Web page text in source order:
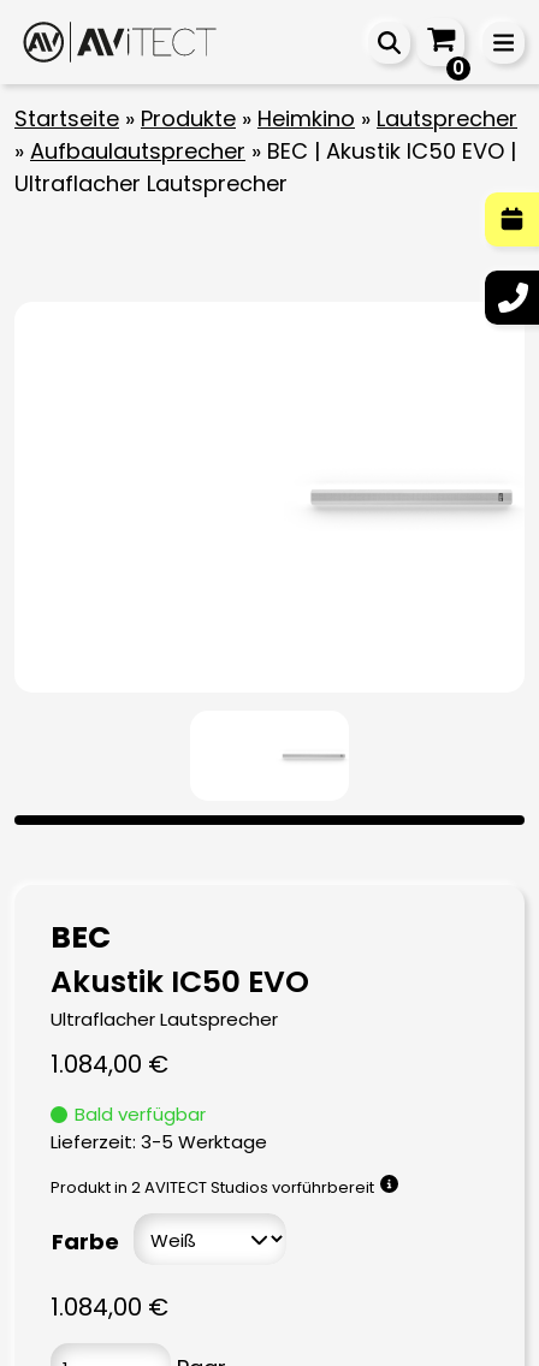
0
Startseite » Produkte » Heimkino » Lautsprecher
» Aufbaulautsprecher » BEC | Akustik IC50 EVO |
Ultraflacher Lautsprecher
BEC
Akustik IC50 EVO
Ultraflacher Lautsprecher
1.084,00 €
Bald verfügbar
Lieferzeit: 3-5 Werktage
Produkt in 2 AVITECT Studios vorführbereit
Farbe
1.084,00 €